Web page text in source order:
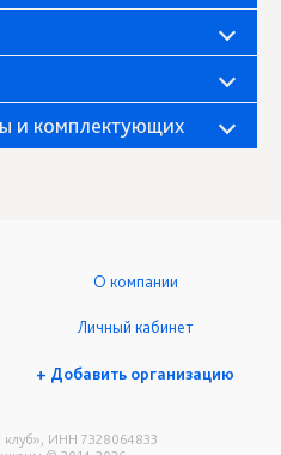
и комплектующих
ИНН 7328064833
О компании
Личный кабинет
+ Добавить организацию